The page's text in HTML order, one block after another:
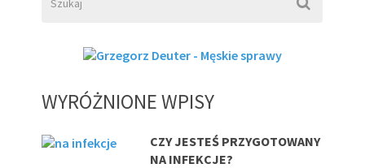
WYRÓŻNIONE WPISY
CZY JESTEŚ PRZYGOTOWANY
NA INFEKCJE?